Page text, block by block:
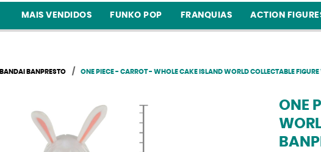
MAIS VENDIDOS FUNKO POP FRANQUIAS ACTION
BANDAI BANPRESTO ONE PIECE - CARROT - WHOLE CAKE ISLAND WORLD COLLECTABLE
ONE